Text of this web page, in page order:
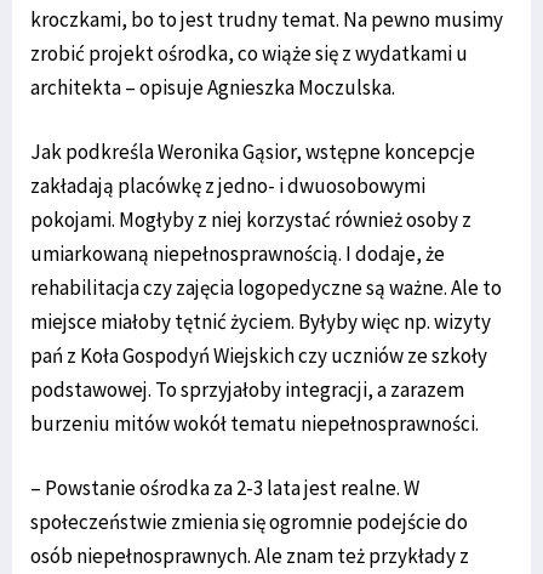
kroczkami, bo to jest trudny temat. Na pewno musimy
zrobić projekt ośrodka, co wiąże się z wydatkami u
architekta – opisuje Agnieszka Moczulska.
Jak podkreśla Weronika Gąsior, wstępne koncepcje
zakładają placówkę z jedno- i dwuosobowymi
pokojami. Mogłyby z niej korzystać również osoby z
umiarkowaną niepełnosprawnością. I dodaje, że
rehabilitacja czy zajęcia logopedyczne są ważne. Ale to
miejsce miałoby tętnić życiem. Byłyby więc np. wizyty
pań z Koła Gospodyń Wiejskich czy uczniów ze szkoły
podstawowej. To sprzyjałoby integracji, a zarazem
burzeniu mitów wokół tematu niepełnosprawności.
– Powstanie ośrodka za 2-3 lata jest realne. W
społeczeństwie zmienia się ogromnie podejście do
osób niepełnosprawnych. Ale znam też przykłady z